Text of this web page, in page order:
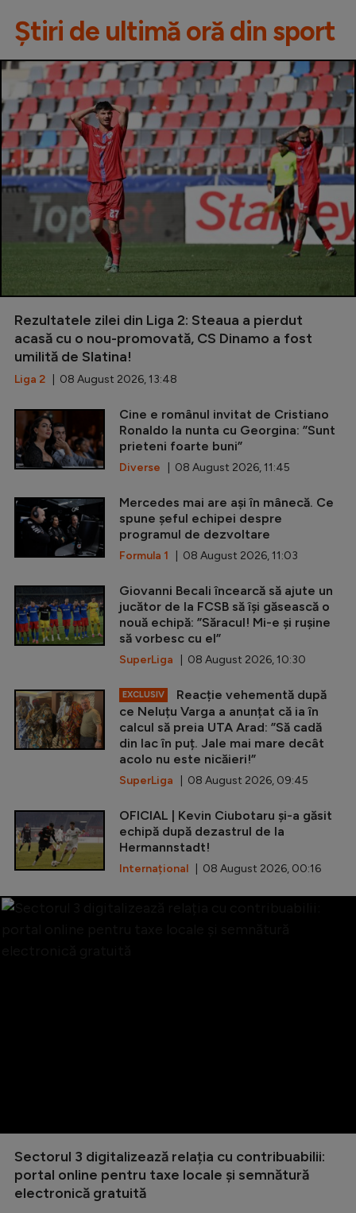
Știri de ultimă oră din sport
Rezultatele zilei din Liga 2: Steaua a pierdut
acasă cu o nou-promovată, CS Dinamo a fost
umilită de Slatina!
Liga 2 | 08 August 2026, 13:48
Cine e românul invitat de Cristiano
Ronaldo la nunta cu Georgina: ”Sunt
prieteni foarte buni”
Diverse | 08 August 2026, 11:45
Mercedes mai are ași în mânecă. Ce
spune șeful echipei despre
programul de dezvoltare
Formula 1 | 08 August 2026, 11:03
Giovanni Becali încearcă să ajute un
jucător de la FCSB să își găsească o
nouă echipă: ”Săracul! Mi-e și rușine
să vorbesc cu el”
SuperLiga | 08 August 2026, 10:30
EXCLUSIV
Reacție vehementă după
ce Neluțu Varga a anunțat că ia în
calcul să preia UTA Arad: ”Să cadă
din lac în puț. Jale mai mare decât
acolo nu este nicăieri!”
SuperLiga | 08 August 2026, 09:45
OFICIAL | Kevin Ciubotaru și-a găsit
echipă după dezastrul de la
Hermannstadt!
Internațional | 08 August 2026, 00:16
Sectorul 3 digitalizează relația cu contribuabilii:
portal online pentru taxe locale și semnătură
electronică gratuită